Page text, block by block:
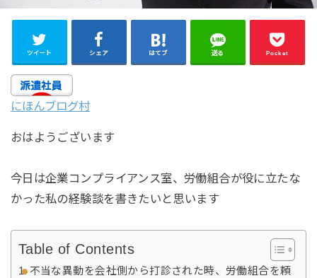
ツイート シェア はてブ 送る Pocket
にほんブログ村
おはようございます
今日は企業コンプライアンス室、労働組合が役に立たな
かった私の経験談を書きたいと思います
Table of Contents
不当な異動を会社側から打診された時、労働組合を頼